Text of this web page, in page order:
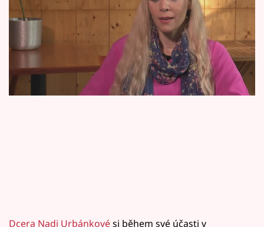
Horoskopy
Sledujte prima+
Filmový festival Karlovy Vary
Prostřeno!
Dcera Nadi Urbánkovési během své účasti v